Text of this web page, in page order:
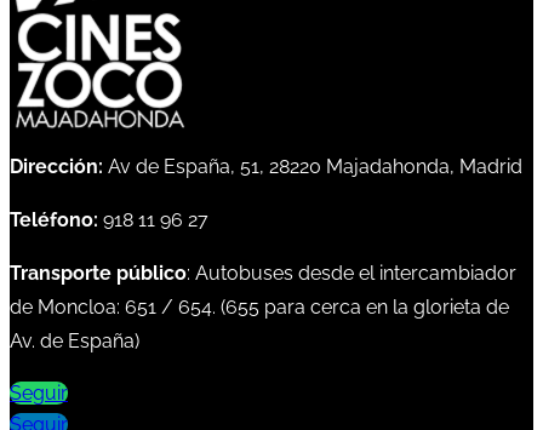
Dirección: Av de España, 51, 28220 Majadahonda, Madrid
Teléfono: 918 11 96 27
Transporte público: Autobuses desde el intercambiador
de Moncloa: 651 / 654. (655 para cerca en la glorieta de
Av. de España)
Seguir
Seguir